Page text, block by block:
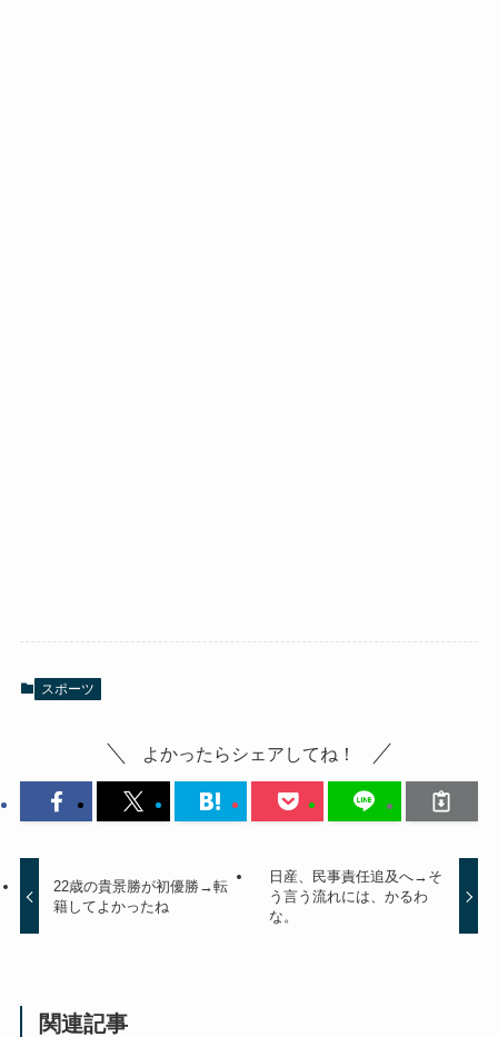
スポーツ
よかったらシェアしてね！
22歳の貴景勝が初優勝→転
籍してよかったね
日産、民事責任追及へ→そ
う言う流れには、かるわ
な。
関連記事